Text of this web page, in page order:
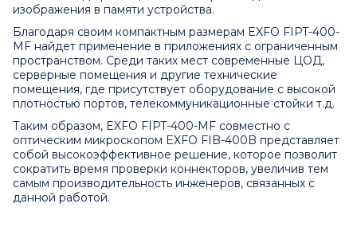
изображения в памяти устройства.
Благодаря своим компактным размерам EXFO FIPT-400-
MF найдет применение в приложениях с ограниченным
пространством. Среди таких мест современные ЦОД,
серверные помещения и другие технические
помещения, где присутствует оборудование с высокой
плотностью портов, телекоммуникационные стойки т.д.
Таким образом, EXFO FIPT-400-MF совместно с
оптическим микроскопом EXFO FIB-400B представляет
собой высокоэффективное решение, которое позволит
сократить время проверки коннекторов, увеличив тем
самым производительность инженеров, связанных с
данной работой.